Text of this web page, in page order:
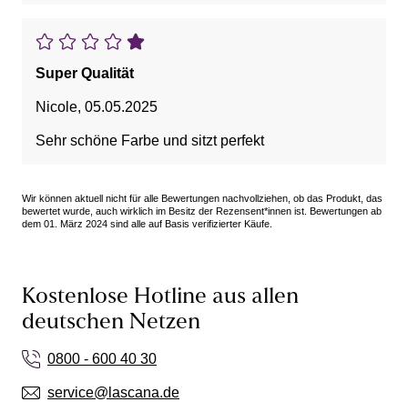
Super Qualität
Nicole, 05.05.2025
Sehr schöne Farbe und sitzt perfekt
Wir können aktuell nicht für alle Bewertungen nachvollziehen, ob das Produkt, das
bewertet wurde, auch wirklich im Besitz der Rezensent*innen ist. Bewertungen ab
dem 01. März 2024 sind alle auf Basis verifizierter Käufe.
Kostenlose Hotline aus allen
deutschen Netzen
0800 - 600 40 30
service@lascana.de